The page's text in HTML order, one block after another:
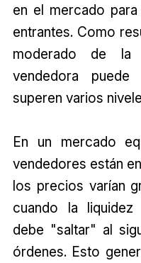
en el mercado
entrantes. Como
moderado de la
vendedora
superen varios
En un mercado
vendedores están
los precios varían
cuando la
debe "saltar" al
órdenes. Esto